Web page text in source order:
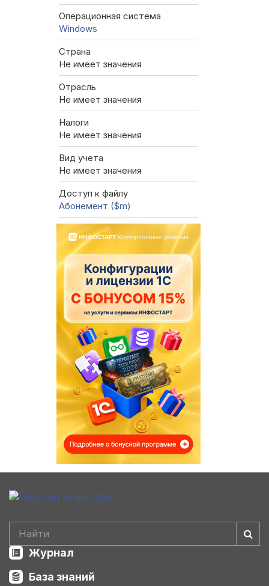
Операционная система
Windows
Страна
Не имеет значения
Отрасль
Не имеет значения
Налоги
Не имеет значения
Вид учета
Не имеет значения
Доступ к файлу
Абонемент ($m)
Журнал
База знаний